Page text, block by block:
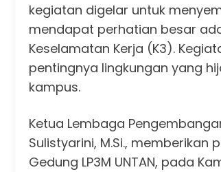
kegiatan digelar untuk
mendapat perhatian besar
Keselamatan Kerja (K3).
pentingnya lingkungan yang
kampus.
Ketua Lembaga
Sulistyarini, M.Si.,
Gedung LP3M UNTAN, pada